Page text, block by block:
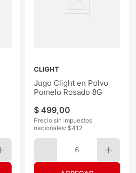
CLIGHT
Jugo Clight en Polvo
Pomelo Rosado 8G
$ 499,00
Precio sin impuestos
nacionales: $412
6